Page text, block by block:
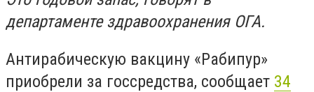
департаменте здравоохранения ОГА.
Антирабическую вакцину «Рабипур»
приобрели за госсредства, сообщает 34